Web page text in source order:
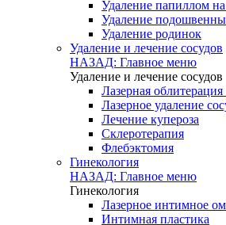
Удаление папиллом
Удаление
Удаление родинок
Удаление и лечение сосудов
НАЗАД: Главное меню
Удаление и лечение сосудов
Лазерная
Лазерное удаление
Лечение купероза
Склеротерапия
Флебэктомия
Гинекология
НАЗАД: Главное меню
Гинекология
Лазерное интимное
Интимная пластика